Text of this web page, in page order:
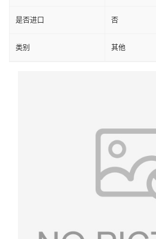
是否进口 否
类别 其他